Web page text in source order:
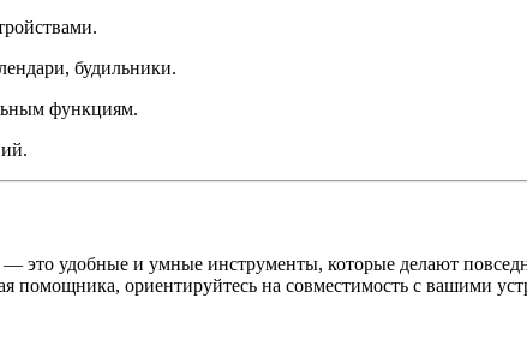
будильники.
функциям.
это удобные и умные инструменты, которые делают
помощника, ориентируйтесь на совместимость с вашими